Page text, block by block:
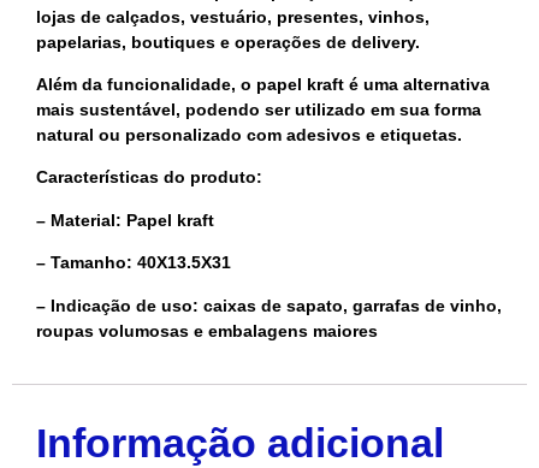
lojas de calçados, vestuário, presentes, vinhos,
papelarias, boutiques e operações de delivery.
Além da funcionalidade, o papel kraft é uma alternativa
mais sustentável, podendo ser utilizado em sua forma
natural ou personalizado com adesivos e etiquetas.
Características do produto:
– Material: Papel kraft
– Tamanho: 40X13.5X31
– Indicação de uso: caixas de sapato, garrafas de vinho,
roupas volumosas e embalagens maiores
Informação adicional